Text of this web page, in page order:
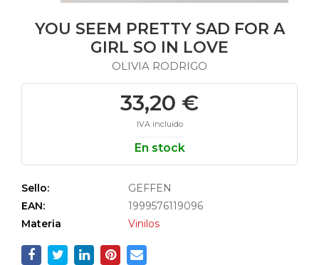
YOU SEEM PRETTY SAD FOR A
GIRL SO IN LOVE
OLIVIA RODRIGO
33,20 €
IVA incluido
En stock
Sello:
GEFFEN
EAN:
1999576119096
Materia
Vinilos